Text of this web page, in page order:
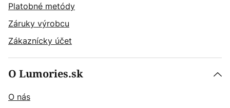
Platobné metódy
Záruky výrobcu
Zákaznícky účet
O Lumories.sk
O nás